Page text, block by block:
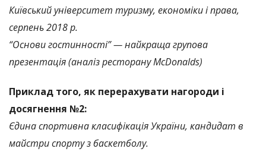
Київський університет туризму, економіки і права,
серпень 2018 р.
“Основи гостинності”—найкраща групова
презентація (аналіз ресторану McDonalds)
Приклад того, як перерахувати нагороди і
досягнення №2:
Єдина спортивна класифікація України, кандидат в
майстри спорту з баскетболу.